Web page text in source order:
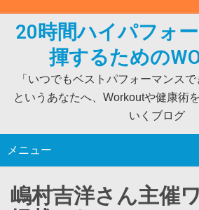
20時間ハイパフォ
揮するための
「いつでもベストパフォーマンスで
というあなたへ、Workoutや健康術
いくブログ
メニュー
嶋村吉洋さん主催